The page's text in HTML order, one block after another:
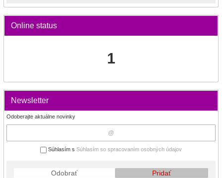
Online status
1
Newsletter
Odoberajte aktuálne novinky
Súhlasím s Súhlasím so spracovaním osobných údajov
Odobrať Pridať